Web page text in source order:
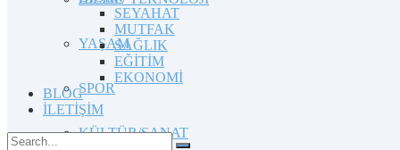
YAŞAM
SPOR
KÜLTÜR/SANAT
SEYAHAT
MUTFAK
SAĞLIK
EĞİTİM
EKONOMİ
BLOG
İLETİŞİM